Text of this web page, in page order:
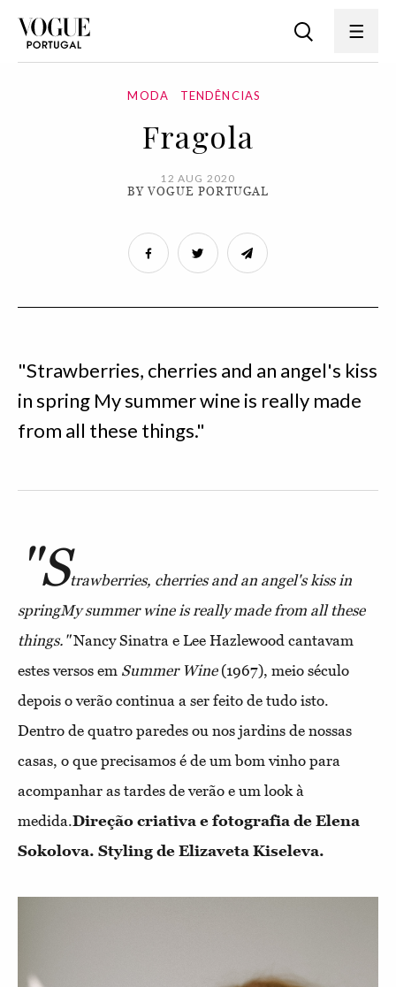
MODA TENDÊNCIAS
Fragola
12 AUG 2020
BY VOGUE PORTUGAL
"Strawberries, cherries and an angel's kiss
in spring My summer wine is really made
from all these things."
"Strawberries, cherries and an angel's kiss in
springMy summer wine is really made from all these
things."Nancy Sinatra e Lee Hazlewood cantavam
estes versos em Summer Wine (1967), meio século
depois o verão continua a ser feito de tudo isto.
Dentro de quatro paredes ou nos jardins de nossas
casas, o que precisamos é de um bom vinho para
acompanhar as tardes de verão e um look à
medida.Direção criativa e fotografia de Elena
Sokolova. Styling de Elizaveta Kiseleva.